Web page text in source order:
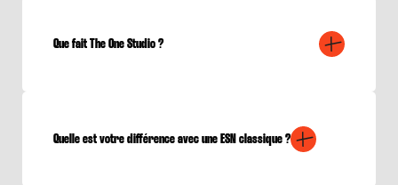
Que fait The One Studio ?
Quelle est votre différence avec une ESN classique ?